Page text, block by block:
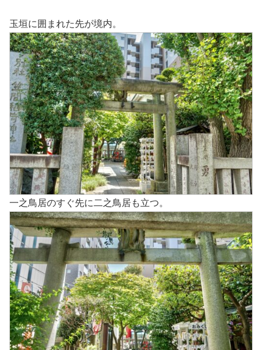
玉垣に囲まれた先が境内。
一之鳥居のすぐ先に二之鳥居も立つ。